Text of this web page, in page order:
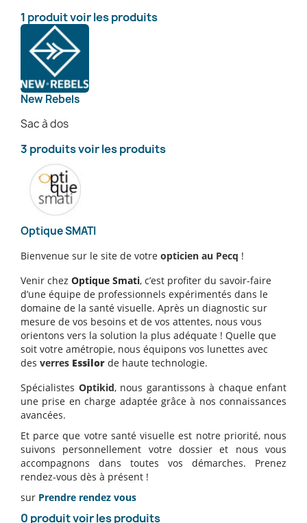
1 produitvoir les produits
New Rebels
Sac à dos
3 produitsvoir les produits
Optique SMATI
Bienvenue sur le site de votre opticien au Pecq !
Venir chez Optique Smati, c’est profiter du savoir-faire
d’une équipe de professionnels expérimentés dans le
domaine de la santé visuelle. Après un diagnostic sur
mesure de vos besoins et de vos attentes, nous vous
orientons vers la solution la plus adéquate ! Quelle que
soit votre amétropie, nous équipons vos lunettes avec
des verres Essilor de haute technologie.
Spécialistes Optikid, nous garantissons à chaque enfant
une prise en charge adaptée grâce à nos connaissances
avancées.
Et parce que votre santé visuelle est notre priorité, nous
suivons personnellement votre dossier et nous vous
accompagnons dans toutes vos démarches. Prenez
rendez-vous dès à présent !
sur Prendre rendez vous
0 produitvoir les produits